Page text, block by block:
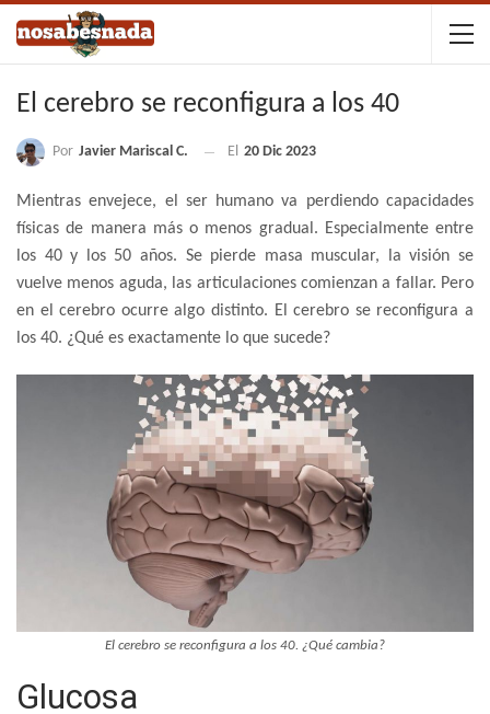
El cerebro se reconfigura a los 40
Por Javier Mariscal C. El 20 Dic 2023
Mientras envejece, el ser humano va perdiendo capacidades
físicas de manera más o menos gradual. Especialmente entre
los 40 y los 50 años. Se pierde masa muscular, la visión se
vuelve menos aguda, las articulaciones comienzan a fallar. Pero
en el cerebro ocurre algo distinto. El cerebro se reconfigura a
los 40. ¿Qué es exactamente lo que sucede?
El cerebro se reconfigura a los 40. ¿Qué cambia?
Glucosa